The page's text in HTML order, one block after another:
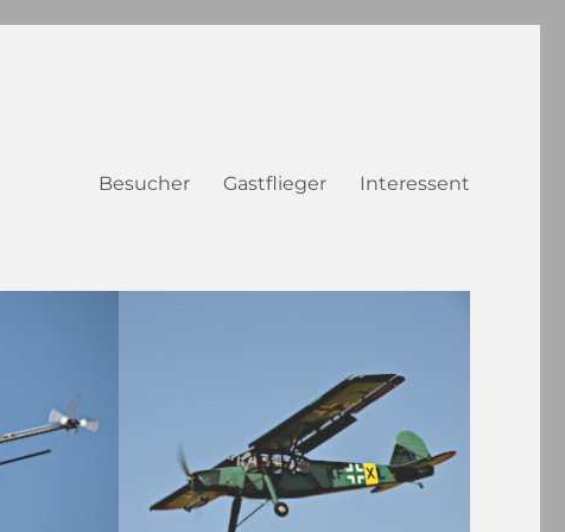
Besucher Gastflieger Interessent